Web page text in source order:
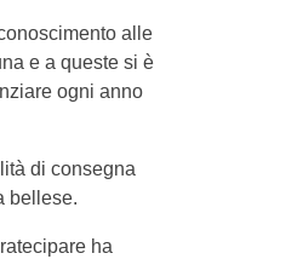
alle
e a queste si è
ogni anno
di consegna
bellese.
ha